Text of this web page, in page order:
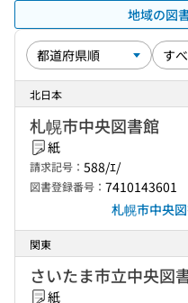
地域の図
北日本
札幌市中央図書館
紙
請求記号： 588/ｴ/
図書登録番号： 7410143601
札幌市中央
関東
さいたま市立中央図
紙